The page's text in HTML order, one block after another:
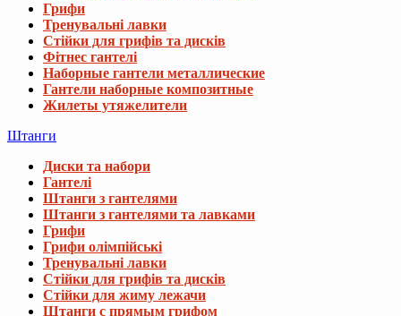
Грифи
Тренувальні лавки
Стійки для грифів та дисків
Фітнес гантелі
Наборные гантели металлические
Гантели наборные композитные
Жилеты утяжелители
Штанги
Диски та набори
Гантелі
Штанги з гантелями
Штанги з гантелями та лавками
Грифи
Грифи олімпійські
Тренувальні лавки
Стійки для грифів та дисків
Стійки для жиму лежачи
Штанги с прямым грифом